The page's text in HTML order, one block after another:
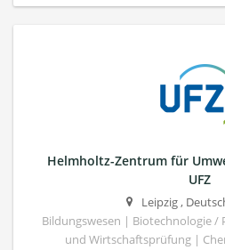
Helmholtz-Zentrum für
UFZ
Leipzig,
Bildungswesen | Biotechnologie /
und Wirtschaftsprüfung |